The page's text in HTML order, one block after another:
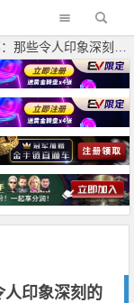
些令人印象深刻的瞬间
人印象深刻的